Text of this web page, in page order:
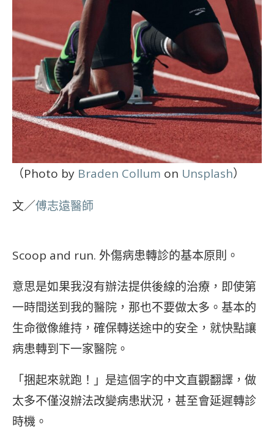
（Photo by Braden Collum on Unsplash）
文／傅志遠醫師
Scoop and run. 外傷病患轉診的基本原則。
意思是如果我沒有辦法提供後線的治療，即使第
一時間送到我的醫院，那也不要做太多。基本的
生命徵像維持，確保轉送途中的安全，就快點讓
病患轉到下一家醫院。
「捆起來就跑！」是這個字的中文直觀翻譯，做
太多不僅沒辦法改變病患狀況，甚至會延遲轉診
時機。